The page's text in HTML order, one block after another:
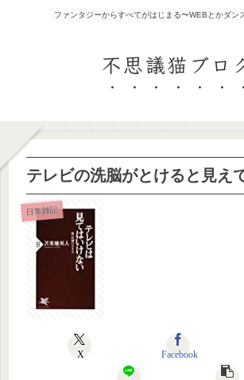
ファンタジーからすべてがはじまる〜WEBとかダン
不思議猫ブロ
テレビの洗脳がとけると見え
日常雑記
X Facebook